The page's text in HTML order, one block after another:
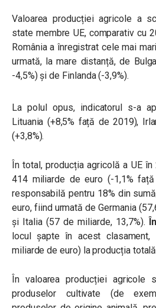
Valoarea producției agricole a
state membre UE, comparativ cu
România a înregistrat cele mai
urmată, la mare distanță, de
-4,5%) și de Finlanda (-3,9%).
La polul opus, indicatorul s-a
Lituania (+8,5% față de 2019),
(+3,8%).
În total, producția agricolă a UE
414 miliarde de euro (-1,1%
responsabilă pentru 18% din
euro, fiind urmată de Germania
și Italia (57 de miliarde, 13,7%). În
locul șapte în acest clasament,
miliarde de euro) la producția
În valoarea producției agricole
produselor cultivate (de